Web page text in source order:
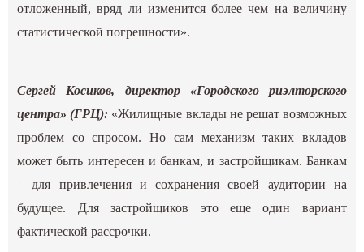
отложенный, вряд ли изменится более чем на величину
статистической погрешности».
Сергей Косиков, директор «Городского риэлторского
центра» (ГРЦ): «Жилищные вклады не решат возможных
проблем со спросом. Но сам механизм таких вкладов
может быть интересен и банкам, и застройщикам. Банкам
– для привлечения и сохранения своей аудитории на
будущее. Для застройщиков это еще один вариант
фактической рассрочки.